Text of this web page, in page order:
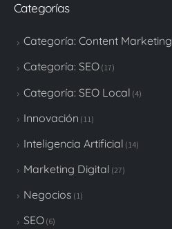
Categorías
Categoría: Content Marketing
Categoría: SEO (17)
Categoría: SEO Local (4)
Innovación (11)
Inteligencia Artificial (14)
Marketing Digital (27)
Negocios (1)
SEO (6)